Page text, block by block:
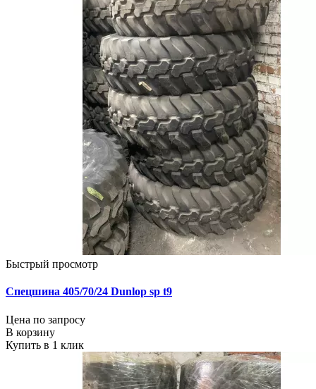
Быстрый просмотр
Спецшина 405/70/24 Dunlop sp t9
Цена по запросу
В корзину
Купить в 1 клик